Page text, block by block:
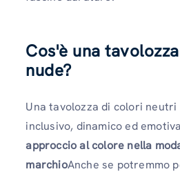
Cos'è una
nude?
Una tavolozza di colori
inclusivo, dinamico ed
approccio al colore nella
marchioAnche se potremmo